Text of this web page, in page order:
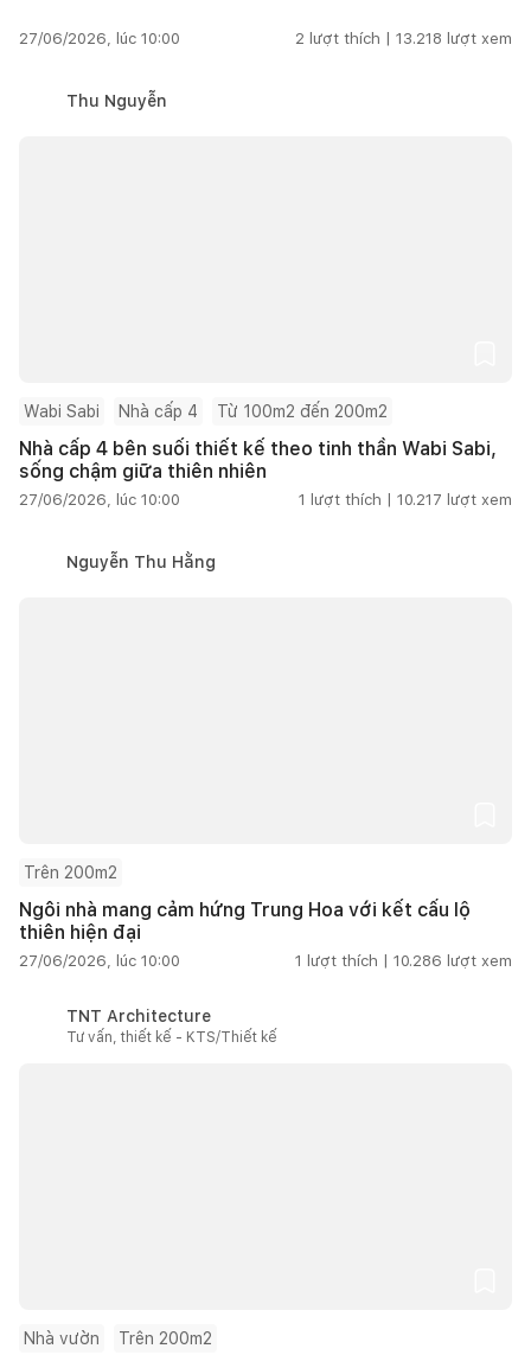
27/06/2026, lúc 10:00 2 lượt thích | 13.218 lượt xem
Thu Nguyễn
Wabi Sabi Nhà cấp 4 Từ 100m2 đến 200m2
Nhà cấp 4 bên suối thiết kế theo tinh thần Wabi Sabi,
sống chậm giữa thiên nhiên
27/06/2026, lúc 10:00 1 lượt thích | 10.217 lượt xem
Nguyễn Thu Hằng
Trên 200m2
Ngôi nhà mang cảm hứng Trung Hoa với kết cấu lộ
thiên hiện đại
27/06/2026, lúc 10:00 1 lượt thích | 10.286 lượt xem
TNT Architecture
Tư vấn, thiết kế - KTS/Thiết kế
Nhà vườn Trên 200m2